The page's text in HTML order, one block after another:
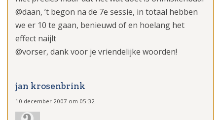
@daan, ’t begon na de 7e sessie, in totaal hebben
we er 10 te gaan, benieuwd of en hoelang het
effect naijlt
@vorser, dank voor je vriendelijke woorden!
jan krosenbrink
10 december 2007 om 05:32